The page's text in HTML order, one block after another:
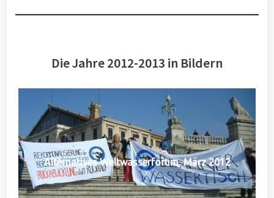
Die Jahre 2012-2013 in Bildern
Alternatives Weltwasserforum, März 2012